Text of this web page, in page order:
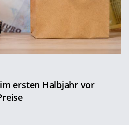
ersten Halbjahr vor